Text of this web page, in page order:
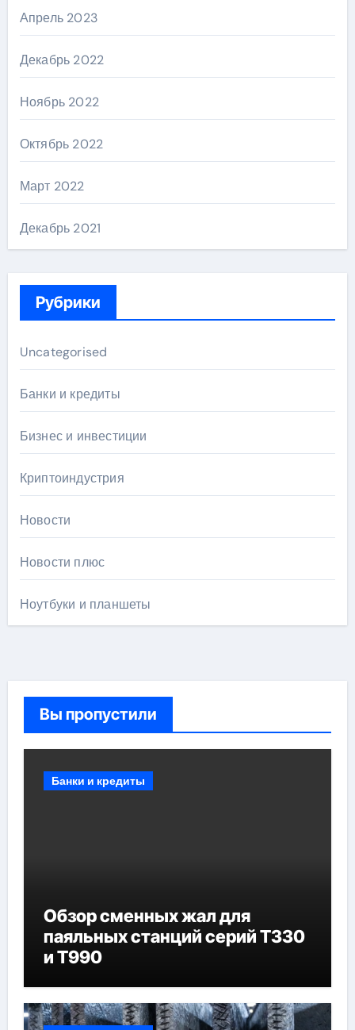
Апрель 2023
Декабрь 2022
Ноябрь 2022
Октябрь 2022
Март 2022
Декабрь 2021
Рубрики
Uncategorised
Банки и кредиты
Бизнес и инвестиции
Криптоиндустрия
Новости
Новости плюс
Ноутбуки и планшеты
Вы пропустили
Банки и кредиты
Обзор сменных жал для
паяльных станций серий T330
и T990